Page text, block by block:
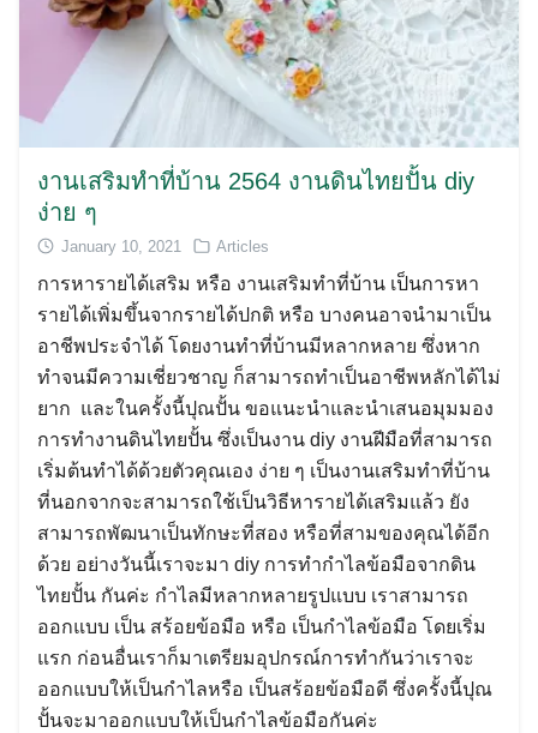
Search
งานเสริมทำที่บ้าน 2564 งานดินไทยปั้น diy
ง่าย ๆ
January 10, 2021 Articles
การหารายได้เสริม หรือ งานเสริมทำที่บ้าน เป็นการหา
รายได้เพิ่มขึ้นจากรายได้ปกติ หรือ บางคนอาจนำมาเป็น
อาชีพประจำได้ โดยงานทำที่บ้านมีหลากหลาย ซึ่งหาก
ทำจนมีความเชี่ยวชาญ ก็สามารถทำเป็นอาชีพหลักได้ไม่
ยาก และในครั้งนี้ปุณปั้น ขอแนะนำและนำเสนอมุมมอง
การทำงานดินไทยปั้น ซึ่งเป็นงาน diy งานฝีมือที่สามารถ
เริ่มต้นทำได้ด้วยตัวคุณเอง ง่าย ๆ เป็นงานเสริมทำที่บ้าน
ที่นอกจากจะสามารถใช้เป็นวิธีหารายได้เสริมแล้ว ยัง
สามารถพัฒนาเป็นทักษะที่สอง หรือที่สามของคุณได้อีก
ด้วย อย่างวันนี้เราจะมา diy การทำกำไลข้อมือจากดิน
ไทยปั้น กันค่ะ กำไลมีหลากหลายรูปแบบ เราสามารถ
ออกแบบ เป็น สร้อยข้อมือ หรือ เป็นกำไลข้อมือ โดยเริ่ม
แรก ก่อนอื่นเราก็มาเตรียมอุปกรณ์การทำกันว่าเราจะ
ออกแบบให้เป็นกำไลหรือ เป็นสร้อยข้อมือดี ซึ่งครั้งนี้ปุณ
ปั้นจะมาออกแบบให้เป็นกำไลข้อมือกันค่ะ